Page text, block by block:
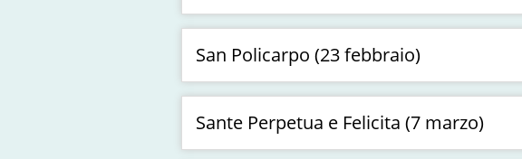
San Policarpo (23 febbraio)
Sante Perpetua e Felicita (7 marzo)